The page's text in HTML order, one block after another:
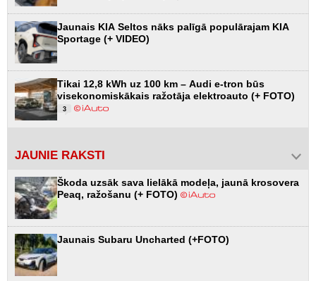
Jaunais KIA Seltos nāks palīgā populārajam KIA
Sportage (+ VIDEO)
Tikai 12,8 kWh uz 100 km – Audi e-tron būs
visekonomiskākais ražotāja elektroauto (+ FOTO)
3
JAUNIE RAKSTI
Škoda uzsāk sava lielākā modeļa, jaunā krosovera
Peaq, ražošanu (+ FOTO)
Jaunais Subaru Uncharted (+FOTO)